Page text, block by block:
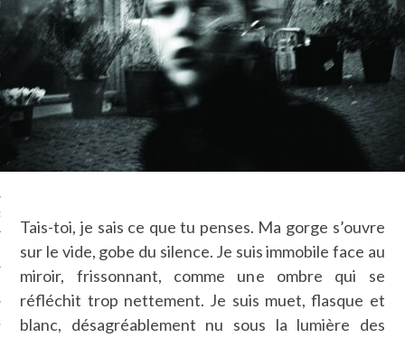
BONHEUR
GUERRE
Tais-toi, je sais ce que tu penses. Ma gorge s’ouvre
sur le vide, gobe du silence. Je suis immobile face au
miroir, frissonnant, comme une ombre qui se
réfléchit trop nettement. Je suis muet, flasque et
blanc, désagréablement nu sous la lumière des